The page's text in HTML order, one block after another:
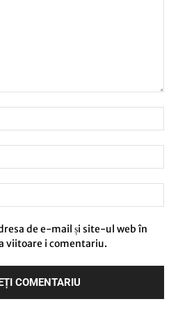
de e-mail și site-ul web în
viitoare i comentariu.